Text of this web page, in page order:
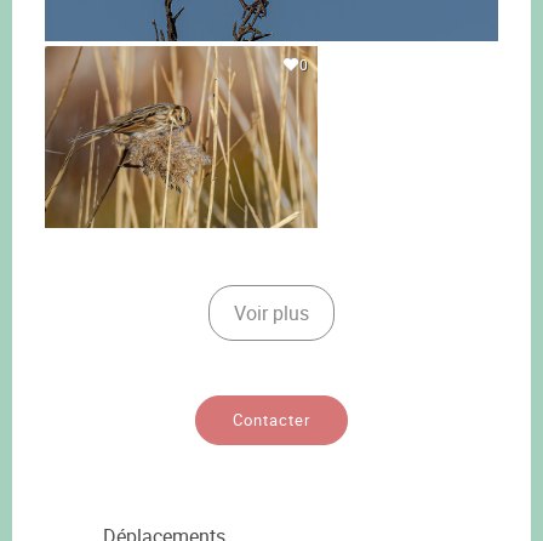
0
Voir plus
Contacter